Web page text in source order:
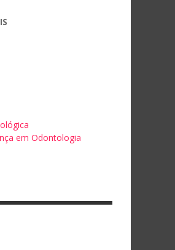
em Odontologia